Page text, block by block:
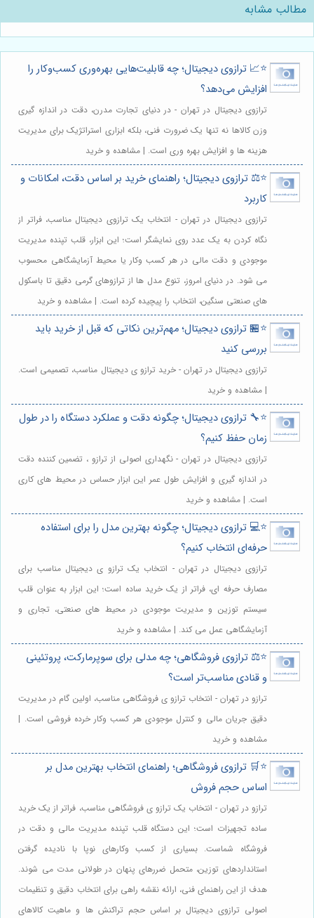
مطالب مشابه
⭐️📈 ترازوی دیجیتال؛ چه قابلیت‌هایی بهره‌وری کسب‌وکار را
افزایش می‌دهد؟
ترازوی دیجیتال در تهران - در دنیای تجارت مدرن، دقت در اندازه گیری
وزن کالاها نه تنها یک ضرورت فنی، بلکه ابزاری استراتژیک برای مدیریت
هزینه ها و افزایش بهره وری است. | مشاهده و خرید
⭐️⚖️ ترازوی دیجیتال؛ راهنمای خرید بر اساس دقت، امکانات و
کاربرد
ترازوی دیجیتال در تهران - انتخاب یک ترازوی دیجیتال مناسب، فراتر از
نگاه کردن به یک عدد روی نمایشگر است؛ این ابزار، قلب تپنده مدیریت
موجودی و دقت مالی در هر کسب وکار یا محیط آزمایشگاهی محسوب
می شود. در دنیای امروز، تنوع مدل ها از ترازوهای گرمی دقیق تا باسکول
های صنعتی سنگین، انتخاب را پیچیده کرده است. | مشاهده و خرید
⭐️🏪 ترازوی دیجیتال؛ مهم‌ترین نکاتی که قبل از خرید باید
بررسی کنید
ترازوی دیجیتال در تهران - خرید ترازو ی دیجیتال مناسب، تصمیمی است.
| مشاهده و خرید
⭐️🔧 ترازوی دیجیتال؛ چگونه دقت و عملکرد دستگاه را در طول
زمان حفظ کنیم؟
ترازوی دیجیتال در تهران - نگهداری اصولی از ترازو ، تضمین کننده دقت
در اندازه گیری و افزایش طول عمر این ابزار حساس در محیط های کاری
است. | مشاهده و خرید
⭐️💻 ترازوی دیجیتال؛ چگونه بهترین مدل را برای استفاده
حرفه‌ای انتخاب کنیم؟
ترازوی دیجیتال در تهران - انتخاب یک ترازو ی دیجیتال مناسب برای
مصارف حرفه ای، فراتر از یک خرید ساده است؛ این ابزار به عنوان قلب
سیستم توزین و مدیریت موجودی در محیط های صنعتی، تجاری و
آزمایشگاهی عمل می کند. | مشاهده و خرید
⭐️⚖️ ترازوی فروشگاهی؛ چه مدلی برای سوپرمارکت، پروتئینی
و قنادی مناسب‌تر است؟
ترازو در تهران - انتخاب ترازو ی فروشگاهی مناسب، اولین گام در مدیریت
دقیق جریان مالی و کنترل موجودی هر کسب وکار خرده فروشی است. |
مشاهده و خرید
⭐️🛒 ترازوی فروشگاهی؛ راهنمای انتخاب بهترین مدل بر
اساس حجم فروش
ترازو در تهران - انتخاب یک ترازو ی فروشگاهی مناسب، فراتر از یک خرید
ساده تجهیزات است؛ این دستگاه قلب تپنده مدیریت مالی و دقت در
فروشگاه شماست. بسیاری از کسب وکارهای نوپا با نادیده گرفتن
استانداردهای توزین، متحمل ضررهای پنهان در طولانی مدت می شوند.
هدف از این راهنمای فنی، ارائه نقشه راهی برای انتخاب دقیق و تنظیمات
اصولی ترازوی دیجیتال بر اساس حجم تراکنش ها و ماهیت کالاهای